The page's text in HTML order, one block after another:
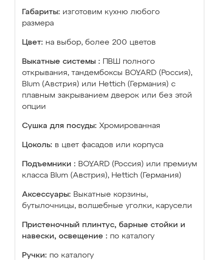
Габариты: изготовим кухню любого
размера
Цвет: на выбор, более 200 цветов
Выкатные системы :
ПВШ полного
открывания, тандембоксы BOYARD (Россия),
Blum (Австрия) или Hettich (Германия) с
плавным закрыванием дверок или без этой
опции
Сушка для посуды: Хромированная
Цоколь: в цвет фасадов или корпуса
Подъемники : BOYARD (Россия) или премиум
класса Blum (Австрия), Hettich (Германия)
Аксессуары: Выкатные корзины,
бутылочницы, волшебные уголки, карусели
Пристеночный плинтус, барные стойки и
навески, освещение : по каталогу
Ручки: по каталогу